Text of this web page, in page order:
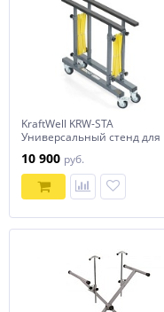
KraftWell KRW-STA
Универсальный стенд для
окрашенных деталей
10 900 руб.